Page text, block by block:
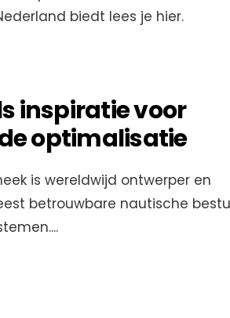
biedt lees je hier.
inspiratie voor
optimalisatie
is wereldwijd ontwerper en
betrouwbare nautische
...